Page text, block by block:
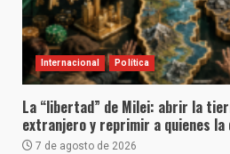
Internacional Política
La “libertad” de Milei: abrir la
extranjero y reprimir a quienes la
7 de agosto de 2026